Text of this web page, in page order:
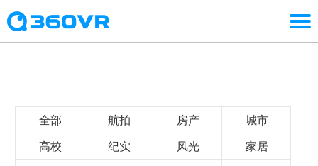
全部 航拍 房产 城市
高校 纪实 风光 家居